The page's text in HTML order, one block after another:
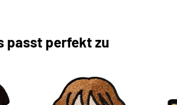
passt perfekt zu